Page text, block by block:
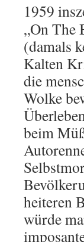
1959
„On The
(damals
Kalten
die
Wolke
beim
heiteren
würde